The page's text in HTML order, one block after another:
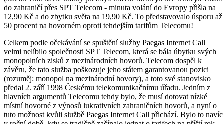
do zahraničí přes SPT Telecom - minuta volání do Evropy přišla na
12,90 Kč a do zbytku světa na 19,90 Kč. To představovalo úsporu až
50 procent na hovorném oproti tehdejším tarifům Telecomu!
Celkem podle očekávání se spuštění služby Paegas Internet Call
velmi nelíbilo společnosti SPT Telecom, která se bála úbytku svých
monopolních zisků z mezinárodních hovorů. Telecom dospěl k
závěru, že tato služba poškozuje jeho státem garantovanou pozici
(rozuměj: monopol na mezinárodní hovory), a toto své stanovisko
předal 2. září 1998 Českému telekomunikačnímu úřadu. Jedním z
hlavních argumentů Telecomu tehdy bylo, že musí dotovat nízké
místní hovorné z výnosů lukrativních zahraničních hovorů, a nyní o
tuto možnost kvůli službě Paegas Internet Call přichází. Bylo to navíc